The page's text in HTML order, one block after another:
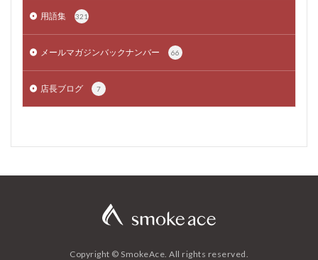
用語集 321
メールマガジンバックナンバー 66
店長ブログ 7
Copyright © SmokeAce. All rights reserved.